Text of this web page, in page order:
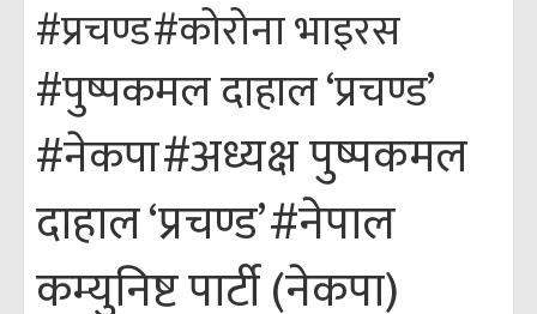
#प्रचण्ड#कोरोना भाइरस
#पुष्पकमल दाहाल ‘प्रचण्ड’
#नेकपा#अध्यक्ष पुष्पकमल
दाहाल ‘प्रचण्ड’#नेपाल
कम्युनिष्ट पार्टी (नेकपा)